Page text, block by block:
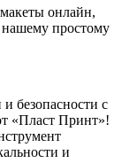
онлайн,
нашему простому
безопасности с
«Пласт Принт»!
и